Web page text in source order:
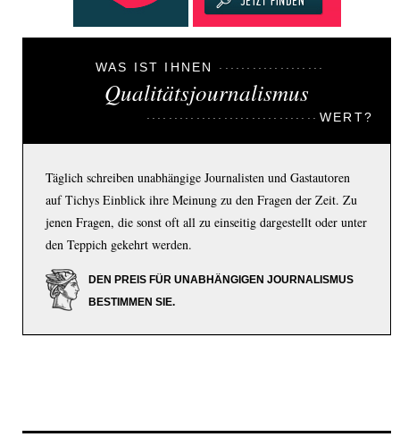
WAS IST IHNEN
Qualitätsjournalismus
WERT?
Täglich schreiben unabhängige Journalisten und Gastautoren
auf Tichys Einblick ihre Meinung zu den Fragen der Zeit. Zu
jenen Fragen, die sonst oft all zu einseitig dargestellt oder unter
den Teppich gekehrt werden.
DEN PREIS FÜR UNABHÄNGIGEN JOURNALISMUS
BESTIMMEN SIE.